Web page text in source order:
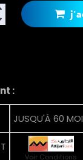
:
JUSQU'À 60
Voir Conditions